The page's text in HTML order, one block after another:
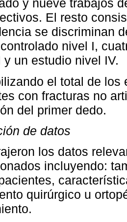
y nueve trabajos
El resto
se discriminan
nivel I,
y un estudio nivel IV.
el total de los
con fracturas no
del primer dedo.
de datos
los datos
incluyendo:
quirúrgico u